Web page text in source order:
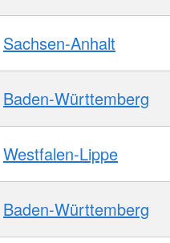
Sachsen-Anhalt
Baden-Württemberg
Westfalen-Lippe
Baden-Württemberg